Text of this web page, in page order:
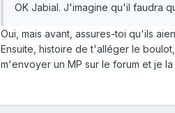
OK Jabial. J'imagine qu'il faudra
Oui, mais avant, assures-toi qu'ils
Ensuite, histoire de t'alléger le
m'envoyer un MP sur le forum et je